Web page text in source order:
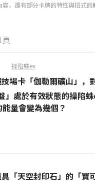
，還有部分卡牌的特性與招式的
操陷蛛ex
場卡「伽勒爾礦山」，
」處於有效狀態的操陷
量會變為幾個？
「天空封印石」的「寶